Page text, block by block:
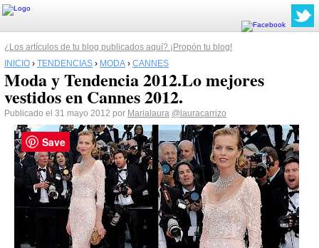
¿Los artículos de tu blog publicados aquí? ¡Propón tu blog!
INICIO › TENDENCIAS › MODA › CANNES
Moda y Tendencia 2012.Lo mejores
vestidos en Cannes 2012.
Publicado el 31 mayo 2012 por Marialaura @lauracarrizo
Save